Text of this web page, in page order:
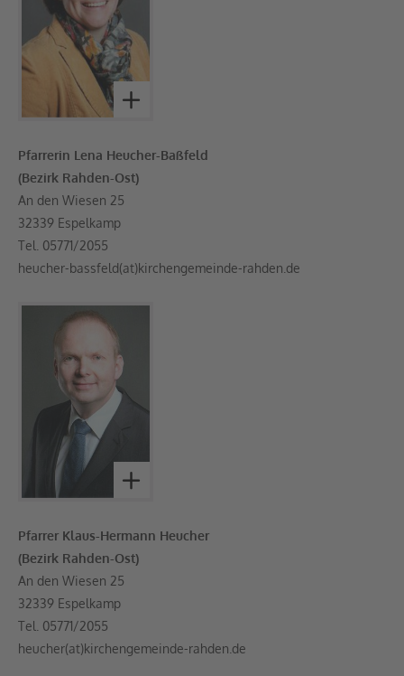
Pfarrerin Lena Heucher-Baßfeld
(Bezirk Rahden-Ost)
An den Wiesen 25
32339 Espelkamp
Tel. 05771/2055
heucher-bassfeld(at)kirchengemeinde-rahden.de
Pfarrer Klaus-Hermann Heucher
(Bezirk Rahden-Ost)
An den Wiesen 25
32339 Espelkamp
Tel. 05771/2055
heucher(at)kirchengemeinde-rahden.de